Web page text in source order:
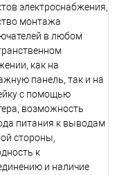
электроснабжения,
монтажа
в любом
как на
панель, так и на
с помощью
возможность
питания к выводам
стороны,
к
и наличие